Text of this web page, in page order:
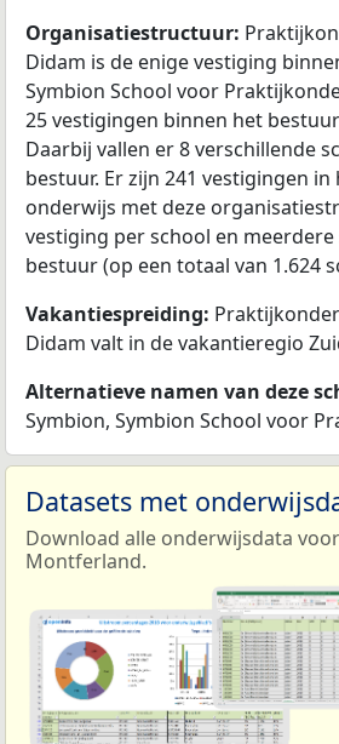
Organisatiestructuur:
Didam is de enige vestiging
Symbion School voor
25 vestigingen binnen het
Daarbij vallen er 8 verschillende
bestuur. Er zijn 241 vestigingen
onderwijs met deze
vestiging per school en
bestuur (op een totaal van 1.624
Vakantiespreiding:
Didam valt in de vakantieregio
Alternatieve namen van deze
Symbion, Symbion School voor
Datasets met
Download alle onderwijsdata
Montferland.